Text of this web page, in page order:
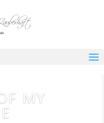
MY